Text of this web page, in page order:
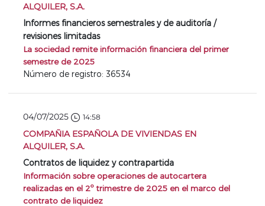
ALQUILER, S.A.
Informes financieros semestrales y de auditoría /
revisiones limitadas
La sociedad remite información financiera del primer
semestre de 2025
Número de registro: 36534
04/07/2025 14:58
COMPAÑIA ESPAÑOLA DE VIVIENDAS EN
ALQUILER, S.A.
Contratos de liquidez y contrapartida
Información sobre operaciones de autocartera
realizadas en el 2º trimestre de 2025 en el marco del
contrato de liquidez